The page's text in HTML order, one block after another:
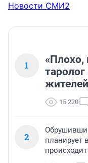
Новости СМИ2
1
«Плохо,
таролог
15 220
2
планирует